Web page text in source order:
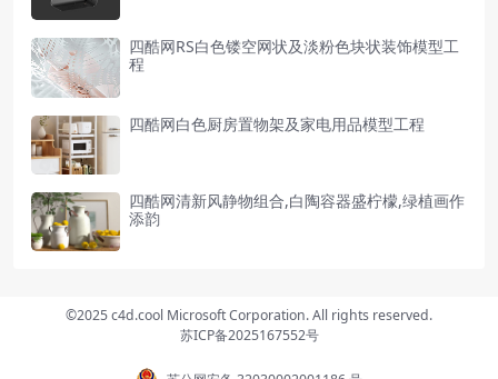
四酷网RS白色镂空网状及淡粉色块状装饰模型工
程
四酷网白色厨房置物架及家电用品模型工程
四酷网清新风静物组合,白陶容器盛柠檬,绿植画作
添韵
©2025 c4d.cool Microsoft Corporation. All rights reserved.
苏ICP备2025167552号